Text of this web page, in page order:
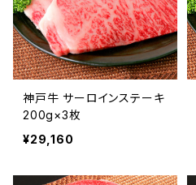
神戸牛 サーロインステーキ
200g×3枚
¥29,160